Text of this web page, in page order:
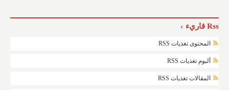
Rss قاريء
المحتوى تغذيات RSS
ألبوم تغذيات RSS
المقالات تغذيات RSS